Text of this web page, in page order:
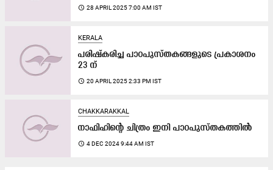
access_time 28 APRIL 2025 7:00 AM IST
KERALA
പരിഷ്‌കരിച്ച പാഠപുസ്തകങ്ങളുടെ പ്രകാശനം
23 ന്
access_time 20 APRIL 2025 2:33 PM IST
CHAKKARAKKAL
നാഫിഹിന്റെ ചി​​ത്രം ഇനി പാഠപുസ്തകത്തിൽ
access_time 4 DEC 2024 9:44 AM IST